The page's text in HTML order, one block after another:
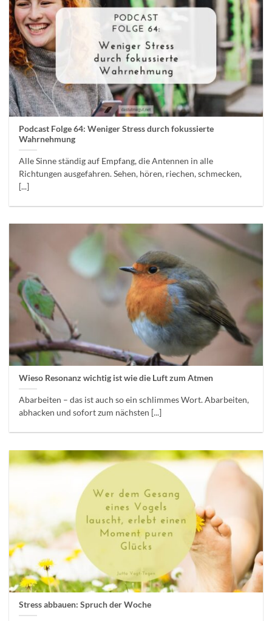
Podcast Folge 64: Weniger Stress durch fokussierte
Wahrnehmung
Alle Sinne ständig auf Empfang, die Antennen in alle
Richtungen ausgefahren. Sehen, hören, riechen, schmecken,
[...]
Wieso Resonanz wichtig ist wie die Luft zum Atmen
Abarbeiten – das ist auch so ein schlimmes Wort. Abarbeiten,
abhacken und sofort zum nächsten [...]
Stress abbauen: Spruch der Woche